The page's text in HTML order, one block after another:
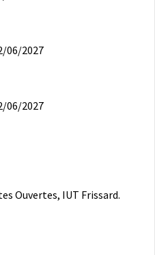
06/2027
06/2027
Ouvertes, IUT Frissard.